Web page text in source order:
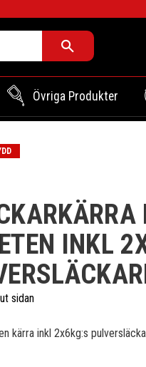
Övriga Produkter
INKL
sidan
kärra inkl 2x6kg:s